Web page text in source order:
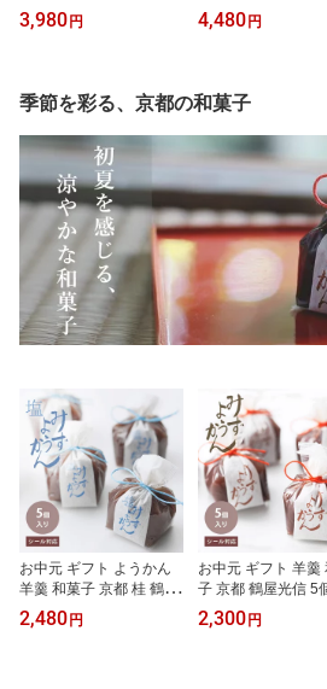
京都 鶴屋光信 木箱10個
入 季節の詰合せ 『彩』
かん 5種各2個 常温 ギフ
ト 手土産 高級 誕生日 内
祝 御祝 御礼 仏事 法事
3,980 円
個入 3種 季節の詰合
菓 せせらぎ 塩みず
祝い 御供 お供え 手
古風 風情
4,480 円
季節を彩る、京都の和菓子
お中元 ギフト ようかん
羊羹 和菓子 京都 桂 鶴屋
光信 5個入化粧箱 塩水よ
うかん お祝い 誕生日 手
2,480 円
お中元 ギフト 羊羹
子 京都 鶴屋光信 5
粧箱 水ようかん 水
ひとくち菓子 手土産
2,300 円